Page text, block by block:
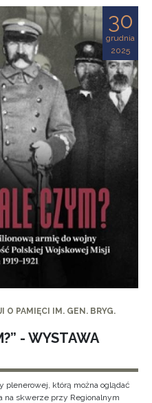
30
grudnia
2025
O PAMIĘCI IM. GEN. BRYG.
- WYSTAWA
plenerowej, którą można oglądać
na skwerze przy Regionalnym